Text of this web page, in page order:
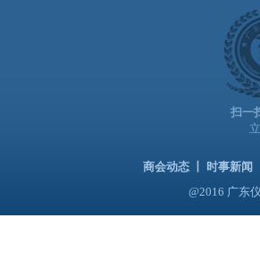
扫一
商会动态 时事新闻
@2016 广东